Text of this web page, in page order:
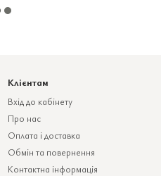
Клієнтам
Вхід до кабінету
Про нас
Оплата і доставка
Обмін та повернення
Контактна інформація